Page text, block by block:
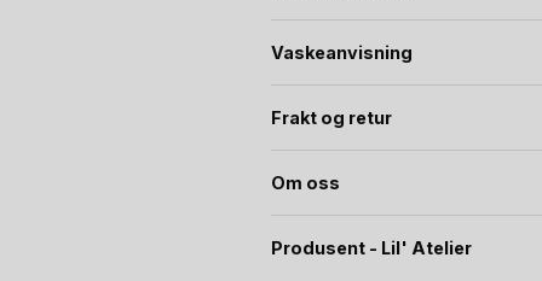
Vaskeanvisning
Frakt og retur
Om oss
Produsent - Lil' Atelier